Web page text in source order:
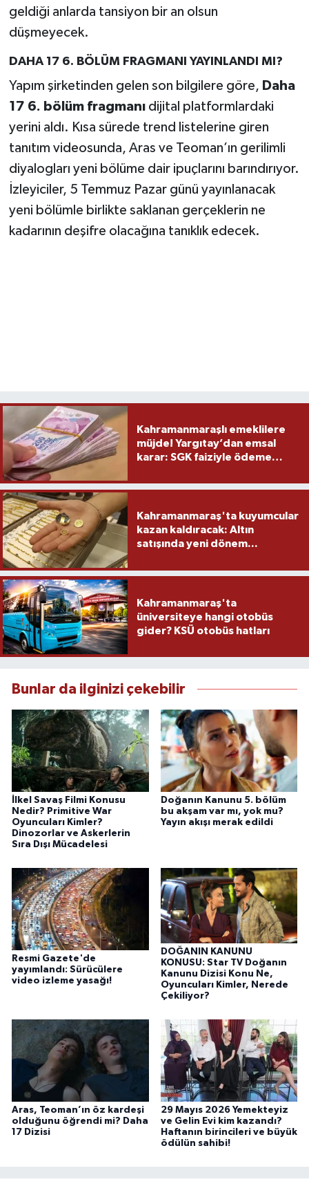
geldiği anlarda tansiyon bir an olsun
düşmeyecek.
DAHA 17 6. BÖLÜM FRAGMANI YAYINLANDI MI?
Yapım şirketinden gelen son bilgilere göre, Daha
17 6. bölüm fragmanıdijital platformlardaki
yerini aldı. Kısa sürede trend listelerine giren
tanıtım videosunda, Aras ve Teoman’ın gerilimli
diyalogları yeni bölüme dair ipuçlarını barındırıyor.
İzleyiciler, 5 Temmuz Pazar günü yayınlanacak
yeni bölümle birlikte saklanan gerçeklerin ne
kadarının deşifre olacağına tanıklık edecek.
Kahramanmaraşlı emeklilere
müjde! Yargıtay’dan emsal
karar: SGK faiziyle ödeme
Kahramanmaraş'ta kuyumcular
kazan kaldıracak: Altın
satışında yeni dönem...
Kahramanmaraş'ta
üniversiteye hangi otobüs
gider? KSÜ otobüs hatları
Bunlar da ilginizi çekebilir
İlkel Savaş Filmi Konusu
Nedir? Primitive War
Oyuncuları Kimler?
Dinozorlar ve Askerlerin
Sıra Dışı Mücadelesi
Doğanın Kanunu 5. bölüm
bu akşam var mı, yok mu?
Yayın akışı merak edildi
Resmi Gazete'de
yayımlandı: Sürücülere
video izleme yasağı!
DOĞANIN KANUNU
KONUSU: Star TV Doğanın
Kanunu Dizisi Konu Ne,
Oyuncuları Kimler, Nerede
Çekiliyor?
Aras, Teoman’ın öz kardeşi
olduğunu öğrendi mi? Daha
17 Dizisi
29 Mayıs 2026 Yemekteyiz
ve Gelin Evi kim kazandı?
Haftanın birincileri ve büyük
ödülün sahibi!